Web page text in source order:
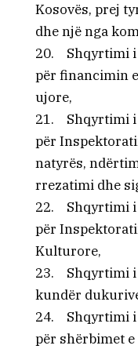
Kosovës, prej
dhe një nga
20. Shqyrtimi i
për financimin
ujore,
21. Shqyrtimi i
për
natyrës,
rrezatimi dhe
22. Shqyrtimi i
për
Kulturore,
23. Shqyrtimi i
kundër
24. Shqyrtimi i
për shërbimet e